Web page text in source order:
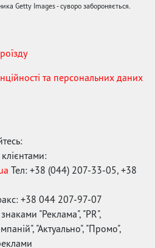
Getty Images - суворо забороняється.
та персональних даних
Тел: +38 (044) 207-33-05, +38
+38 044 207-97-07
"Реклама", "PR",
"Актуально", "Промо",